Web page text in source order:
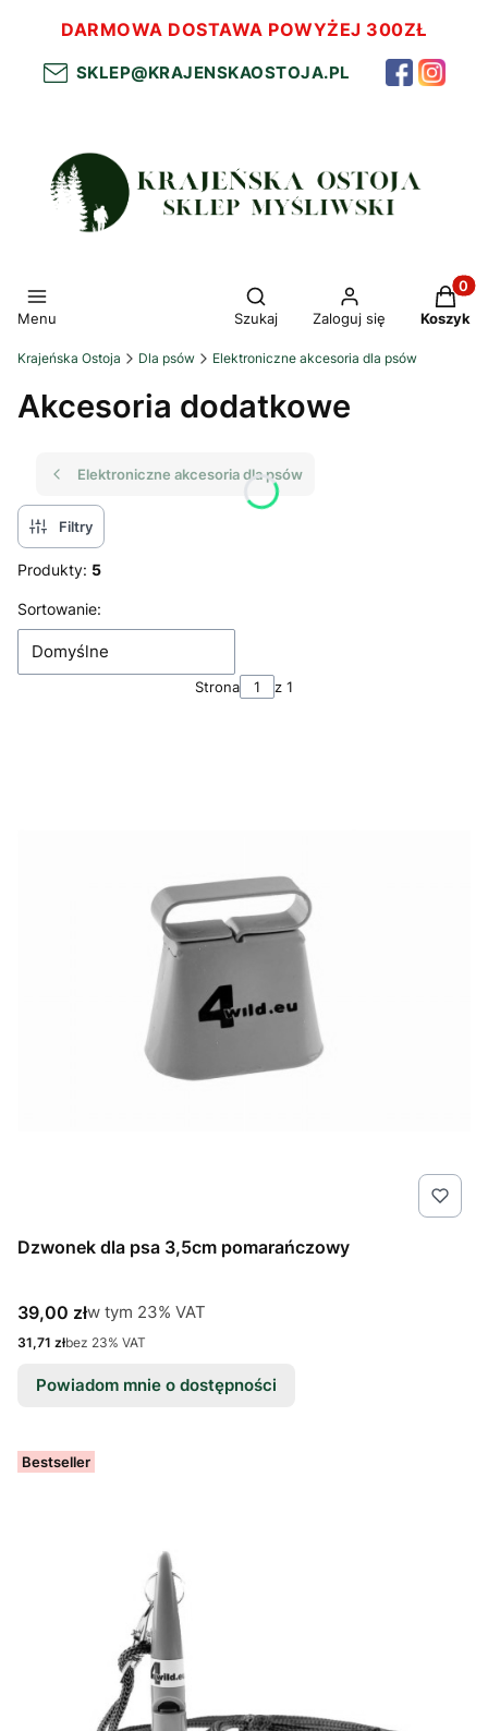
DARMOWA DOSTAWA POWYŻEJ 300ZŁ
SKLEP@KRAJENSKAOSTOJA.PL
Menu
Otwórz wyszukiwarkę
Szukaj Zaloguj się Koszyk
Krajeńska Ostoja Dla psów Elektroniczne akcesoria dla psów
Akcesoria dodatkowe
Elektroniczne akcesoria dla psów
Filtry
Produkty: 5
Lista produktów
Sortowanie:
Domyślne
Strona z 1
Dzwonek dla psa 3,5cm pomarańczowy
Cena brutto
39,00 złw tym %s VAT
w tym 23% VAT
Cena netto
31,71 złbez 23% VAT
Powiadom mnie o dostępności
Bestseller